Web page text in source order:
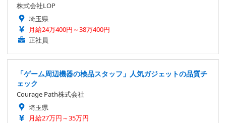
株式会社LOP
埼玉県
月給24万400円～38万400円
正社員
「ゲーム周辺機器の検品スタッフ」人気ガジェットの品質チ
ェック
Courage Path株式会社
埼玉県
月給27万円～35万円